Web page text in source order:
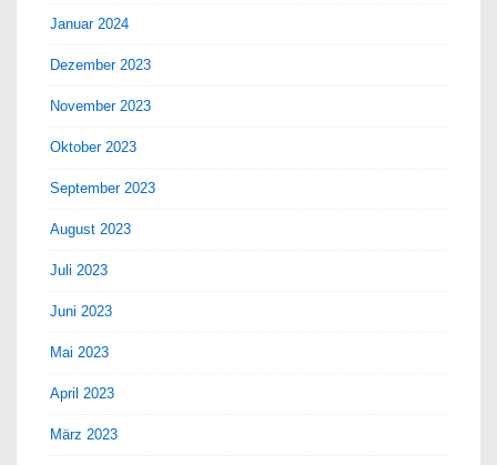
Januar 2024
Dezember 2023
November 2023
Oktober 2023
September 2023
August 2023
Juli 2023
Juni 2023
Mai 2023
April 2023
März 2023